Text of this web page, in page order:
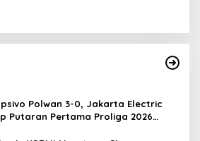
Polwan 3-0, Jakarta Electric
Putaran Pertama Proliga 2026